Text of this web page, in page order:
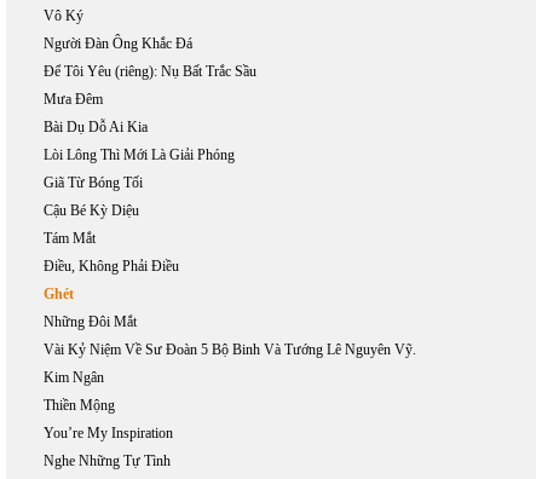
Vô Ký
Người Đàn Ông Khắc Đá
Để Tôi Yêu (riêng): Nụ Bất Trắc Sầu
Mưa Đêm
Bài Dụ Dỗ Ai Kia
Lòi Lông Thì Mới Là Giải Phóng
Giã Từ Bóng Tối
Cậu Bé Kỳ Diệu
Tám Mắt
Điều, Không Phải Điều
Ghét
Những Đôi Mắt
Vài Kỷ Niệm Về Sư Đoàn 5 Bộ Binh Và Tướng Lê Nguyên Vỹ.
Kim Ngân
Thiền Mộng
You’re My Inspiration
Nghe Những Tự Tình